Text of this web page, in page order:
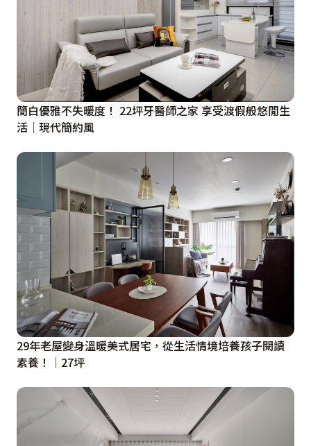
簡白優雅不失暖度！ 22坪牙醫師之家 享受渡假般悠閒生
活│現代簡約風
29年老屋變身溫暖美式居宅，從生活情境培養孩子閱讀
素養！│27坪